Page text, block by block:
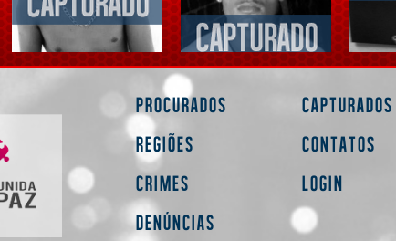
Procurados
Regiões
Crimes
Denúncias
Capturados
Contatos
Login